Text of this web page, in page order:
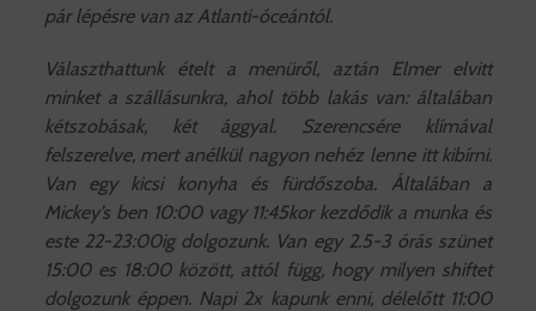
pár lépésre van az Atlanti-óceántól.
Választhattunk ételt a menüről, aztán Elmer elvitt
minket a szállásunkra, ahol több lakás van: általában
kétszobásak, két ággyal. Szerencsére klímával
felszerelve, mert anélkül nagyon nehéz lenne itt kibírni.
Van egy kicsi konyha és fürdőszoba. Általában a
Mickey’s ben 10:00 vagy 11:45kor kezdődik a munka és
este 22-23:00ig dolgozunk. Van egy 2.5-3 órás szünet
15:00 es 18:00 között, attól függ, hogy milyen shiftet
dolgozunk éppen. Napi 2x kapunk enni, délelőtt 11:00